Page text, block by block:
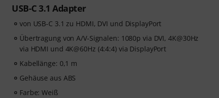
USB-C 3.1 Adapter
von USB-C 3.1 zu HDMI, DVI und DisplayPort
Übertragung von A/V-Signalen: 1080p via DVI, 4K@30Hz
via HDMI und 4K@60Hz (4:4:4) via DisplayPort
Kabellänge: 0,1 m
Gehäuse aus ABS
Farbe: Weiß